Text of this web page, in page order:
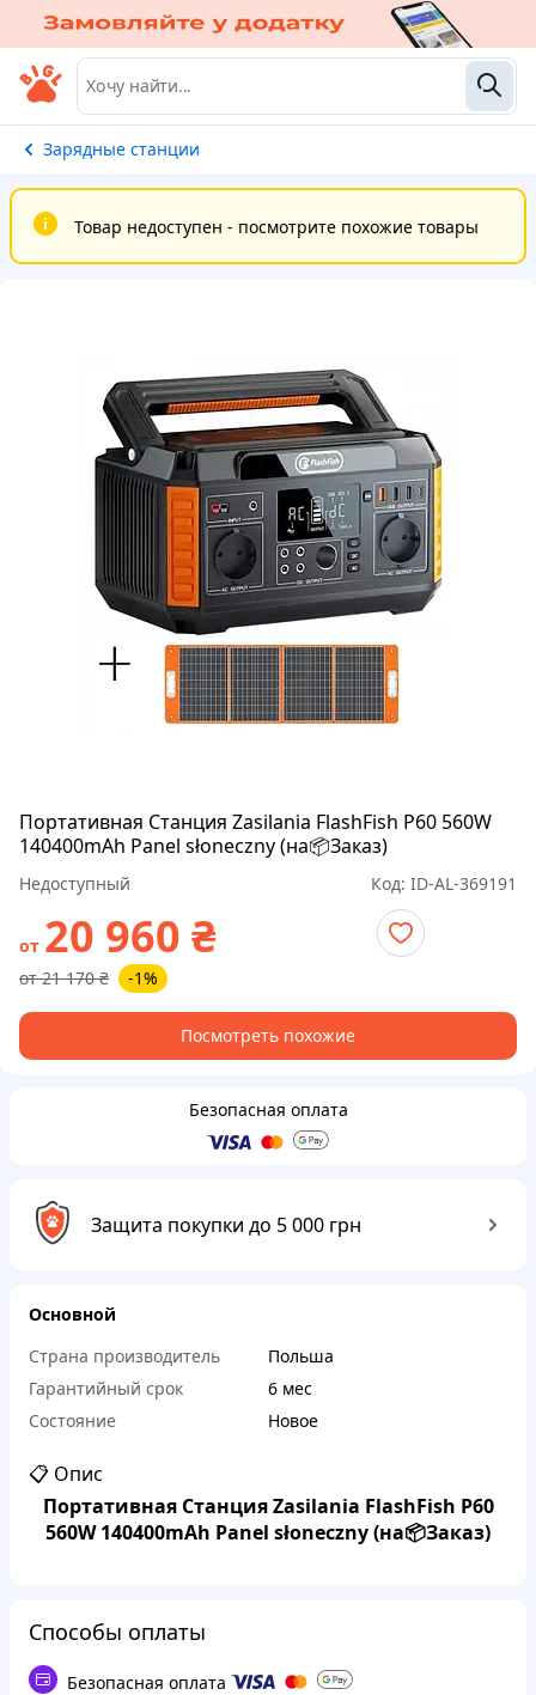
Зарядные станции
Товар недоступен - посмотрите похожие товары
Портативная Станция Zasilania FlashFish P60 560W
140400mAh Panel słoneczny (на📦Заказ)
Недоступный Код: ID-AL-369191
от 20 960 ₴
от 21 170 ₴ -1%
Посмотреть похожие
Безопасная оплата
Защита покупки до 5 000 грн
Основной
Страна производитель
Польша
Гарантийный срок
6 мес
Состояние
Новое
📋 Опис
Портативная Станция Zasilania FlashFish P60
560W 140400mAh Panel słoneczny (на📦Заказ)
Способы оплаты
Безопасная оплата